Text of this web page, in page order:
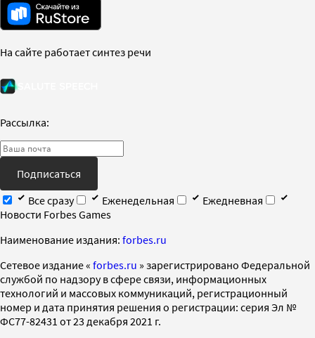
На сайте работает синтез речи
Рассылка:
Подписаться
Все сразу
Еженедельная
Ежедневная
Новости Forbes Games
Наименование издания: forbes.ru
Cетевое издание « forbes.ru » зарегистрировано Федеральной
службой по надзору в сфере связи, информационных
технологий и массовых коммуникаций, регистрационный
номер и дата принятия решения о регистрации: серия Эл №
ФС77-82431 от 23 декабря 2021 г.